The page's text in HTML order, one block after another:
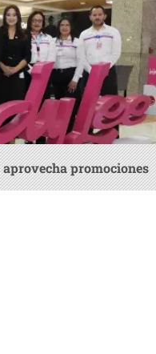
aprovecha promociones